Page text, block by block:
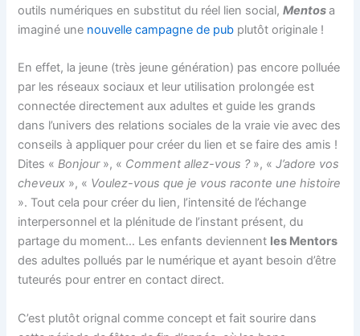
outils numériques en substitut du réel lien social,Mentosa
imaginé une nouvelle campagne de pub plutôt originale !
En effet, la jeune (très jeune génération) pas encore polluée
par les réseaux sociaux et leur utilisation prolongée est
connectée directement aux adultes et guide les grands
dans l’univers des relations sociales de la vraie vie avec des
conseils à appliquer pour créer du lien et se faire des amis !
Dites «Bonjour», « Comment allez-vous ?», «J’adore vos
cheveux », « Voulez-vous que je vous raconte une histoire
». Tout cela pour créer du lien, l’intensité de l’échange
interpersonnel et la plénitude de l’instant présent, du
partage du moment… Les enfants deviennent les Mentors
des adultes pollués par le numérique et ayant besoin d’être
tuteurés pour entrer en contact direct.
C’est plutôt orignal comme concept et fait sourire dans